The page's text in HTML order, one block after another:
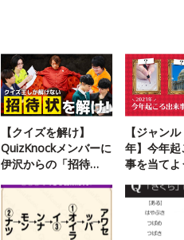
【クイズを解け】
QuizKnockメンバーに
伊沢からの「招待
す
【ジャン
年】今年
事を当てよ